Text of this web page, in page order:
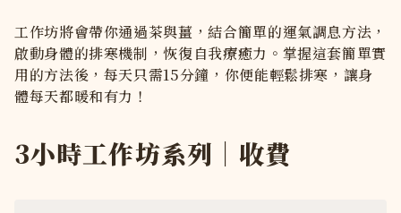
工作坊將會帶你通過茶與薑，結合簡單的運氣調息方法，
啟動身體的排寒機制，恢復自我療癒力。掌握這套簡單實
用的方法後，每天只需15分鐘，你便能輕鬆排寒，讓身
體每天都暖和有力！
3小時工作坊系列｜收費